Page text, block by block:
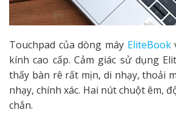
Touchpad của dòng máy EliteBook
kính cao cấp. Cảm giác sử dụng
thấy bàn rê rất mịn, di nhạy, thoải
nhạy, chính xác. Hai nút chuột êm,
chắn.